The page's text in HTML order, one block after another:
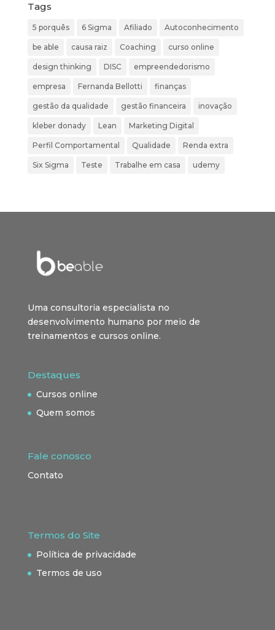
Tags
5 porquês 6 Sigma Afiliado Autoconhecimento
be able causa raiz Coaching curso online
design thinking DISC empreendedorismo
empresa Fernanda Bellotti finanças
gestão da qualidade gestão financeira inovação
kleber donady Lean Marketing Digital
Perfil Comportamental Qualidade Renda extra
Six Sigma Teste Trabalhe em casa udemy
Uma consultoria especialista no
desenvolvimento humano por meio de
treinamentos e cursos online.
Destaques
Cursos online
Quem somos
Fale conosco
Contato
Termos do Site
Política de privacidade
Termos de uso